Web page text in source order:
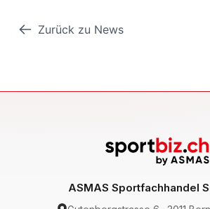
Zurück zu News
ASMAS Sportfachhandel